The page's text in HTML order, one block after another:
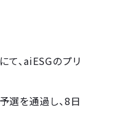
、aiESGのプリ
選を通過し、8日